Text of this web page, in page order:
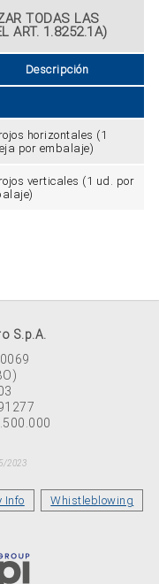
TODAS LAS
ART. 1.8252.1A)
Descripción
horizontales (1
por embalaje)
verticales (1 ud. por
S.p.A.
2023
Info Whistleblowing